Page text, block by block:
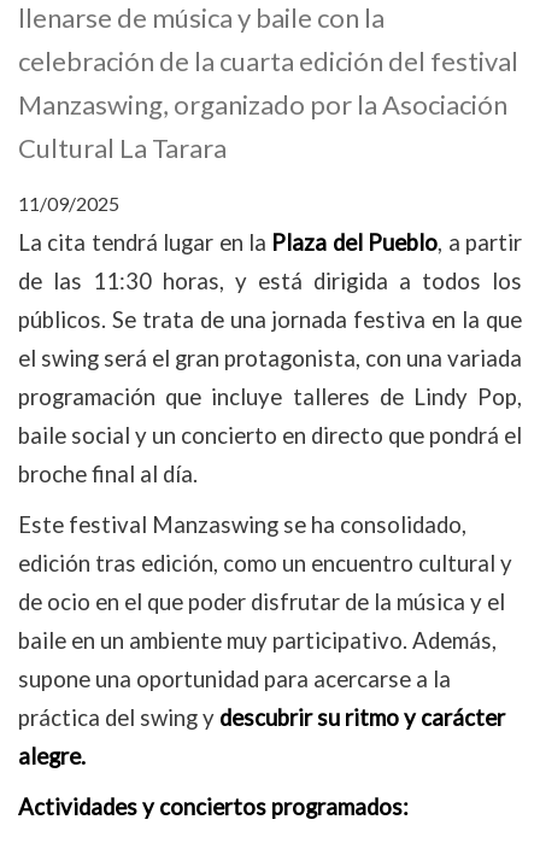
llenarse de música y baile con la
celebración de la cuarta edición del festival
Manzaswing, organizado por la Asociación
Cultural La Tarara
11/09/2025
La cita tendrá lugar en la Plaza del Pueblo, a partir
de las 11:30 horas, y está dirigida a todos los
públicos. Se trata de una jornada festiva en la que
el swing será el gran protagonista, con una variada
programación que incluye talleres de Lindy Pop,
baile social y un concierto en directo que pondrá el
broche final al día.
Este festival Manzaswing se ha consolidado,
edición tras edición, como un encuentro cultural y
de ocio en el que poder disfrutar de la música y el
baile en un ambiente muy participativo. Además,
supone una oportunidad para acercarse a la
práctica del swing y descubrir su ritmo y carácter
alegre.
Actividades y conciertos programados: